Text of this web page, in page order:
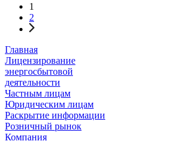
1
2
Главная
Лицензирование
энергосбытовой
деятельности
Частным лицам
Юридическим лицам
Раскрытие информации
Розничный рынок
Компания